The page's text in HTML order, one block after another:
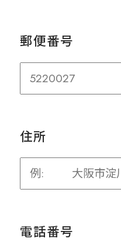
郵便番号
住所
電話番号